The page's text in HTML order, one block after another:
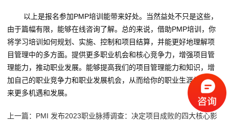
以上是报名参加PMP培训能带来好处。当然益处不只是这些，
由于篇幅有限，能够在线咨询了解。总的来说，借助PMP培训，你
将学习培训如何规划、实施、控制和项目结算，并能更好地理解项
目管理中的多方面。提供更多职业机会和核心竞争力，增强项目管
理能力，推动职业发展。能够提高我们的项目管理能力和知识，增
加自己的职业竞争力和职业发展机会，从而给你的职业生涯规划带
来更多机遇和发展。
上一篇： PMI 发布2023职业脉搏调查：决定项目成败的四大核心影